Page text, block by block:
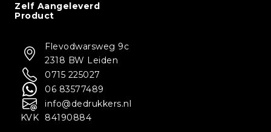
Zelf Aangeleverd
Product
Flevodwarsweg 9c
2318 BW Leiden
0715 225027
06 83577489
info@dedrukkers.nl
KVK
84190884